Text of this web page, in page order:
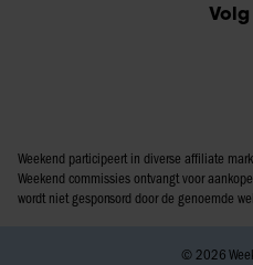
Weekend participeert in diverse affiliate
Weekend commissies ontvangt voor
wordt niet gesponsord door de genoemde
© 2026